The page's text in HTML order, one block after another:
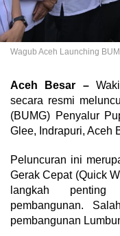
Wagub Aceh Launching
Aceh Besar –
secara resmi
(BUMG) Penyalur
Glee, Indrapuri, Aceh
Peluncuran ini
Gerak Cepat (Quick
langkah penting
pembangunan.
pembangunan